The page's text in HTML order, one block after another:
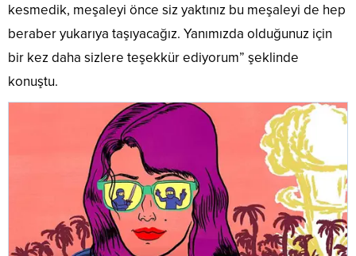
kesmedik, meşaleyi önce siz yaktınız bu meşaleyi de hep
beraber yukarıya taşıyacağız. Yanımızda olduğunuz için
bir kez daha sizlere teşekkür ediyorum” şeklinde
konuştu.